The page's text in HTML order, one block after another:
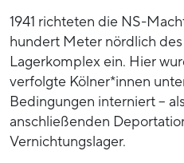
1941 richteten die NS-
hundert Meter nördlich
Lagerkomplex ein. Hier
verfolgte Kölner*innen
Bedingungen interniert –
anschließenden
Vernichtungslager.